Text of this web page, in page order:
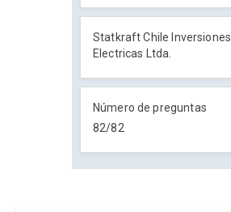
Statkraft Chile Inversiones
Electricas Ltda.
Número de preguntas
82/82